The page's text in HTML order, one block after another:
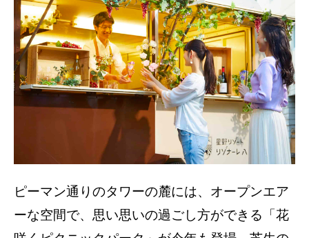
ピーマン通りのタワーの麓には、オープンエア
ーな空間で、思い思いの過ごし方ができる「花